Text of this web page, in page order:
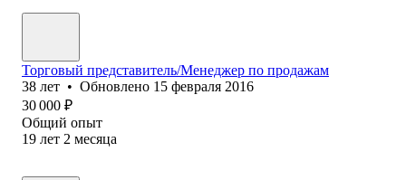
Торговый представитель/Менеджер по продажам
38 лет • Обновлено 15 февраля 2016
30 000 ₽
Общий опыт
19 лет 2 месяца